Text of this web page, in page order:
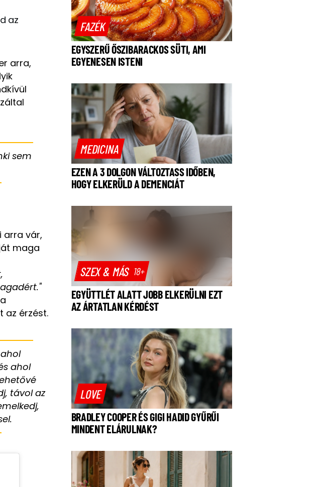
az
arra,
sem
arra vár,
maga
az érzést.
ahol
távol az
FAZÉK
EGYSZERŰ ŐSZIBARACKOS SÜTI, AMI
EGYENESEN ISTENI
MEDICINA
EZEN A 3 DOLGON VÁLTOZTASS IDŐBEN,
HOGY ELKERÜLD A DEMENCIÁT
SZEX & MÁS 18+
EGYÜTTLÉT ALATT JOBB ELKERÜLNI EZT
AZ ÁRTATLAN KÉRDÉST
LOVE
BRADLEY COOPER ÉS GIGI HADID GYŰRŰI
MINDENT ELÁRULNAK?